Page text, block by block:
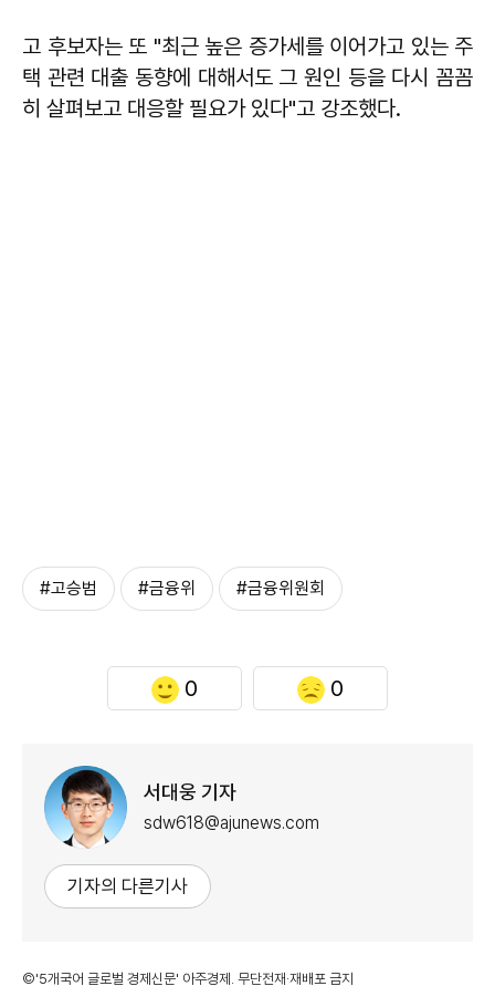
고 후보자는 또 "최근 높은 증가세를 이어가고 있는 주
택 관련 대출 동향에 대해서도 그 원인 등을 다시 꼼꼼
히 살펴보고 대응할 필요가 있다"고 강조했다.
#고승범 #금융위 #금융위원회
0 0
서대웅 기자
sdw618@ajunews.com
기자의 다른기사
©'5개국어 글로벌 경제신문' 아주경제. 무단전재·재배포 금지